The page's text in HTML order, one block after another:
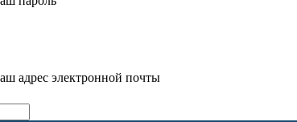
адрес электронной почты